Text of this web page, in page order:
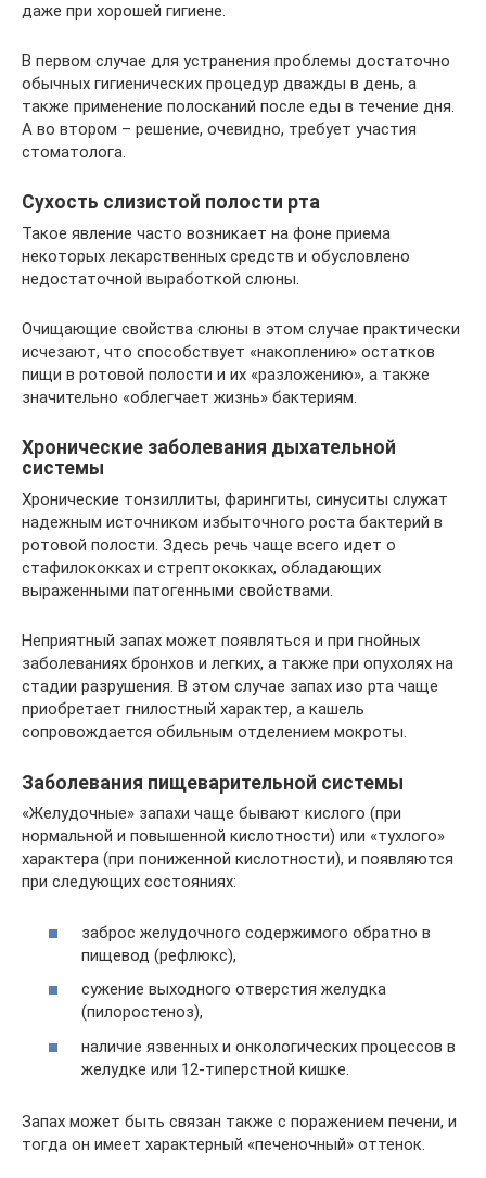
даже при хорошей гигиене.
В первом случае для устранения проблемы достаточно
обычных гигиенических процедур дважды в день, а
также применение полосканий после еды в течение дня.
А во втором – решение, очевидно, требует участия
стоматолога.
Сухость слизистой полости рта
Такое явление часто возникает на фоне приема
некоторых лекарственных средств и обусловлено
недостаточной выработкой слюны.
Очищающие свойства слюны в этом случае практически
исчезают, что способствует «накоплению» остатков
пищи в ротовой полости и их «разложению», а также
значительно «облегчает жизнь» бактериям.
Хронические заболевания дыхательной
системы
Хронические тонзиллиты, фарингиты, синуситы служат
надежным источником избыточного роста бактерий в
ротовой полости. Здесь речь чаще всего идет о
стафилококках и стрептококках, обладающих
выраженными патогенными свойствами.
Неприятный запах может появляться и при гнойных
заболеваниях бронхов и легких, а также при опухолях на
стадии разрушения. В этом случае запах изо рта чаще
приобретает гнилостный характер, а кашель
сопровождается обильным отделением мокроты.
Заболевания пищеварительной системы
«Желудочные» запахи чаще бывают кислого (при
нормальной и повышенной кислотности) или «тухлого»
характера (при пониженной кислотности), и появляются
при следующих состояниях:
заброс желудочного содержимого обратно в
пищевод (рефлюкс),
сужение выходного отверстия желудка
(пилоростеноз),
наличие язвенных и онкологических процессов в
желудке или 12-типерстной кишке.
Запах может быть связан также с поражением печени, и
тогда он имеет характерный «печеночный» оттенок.